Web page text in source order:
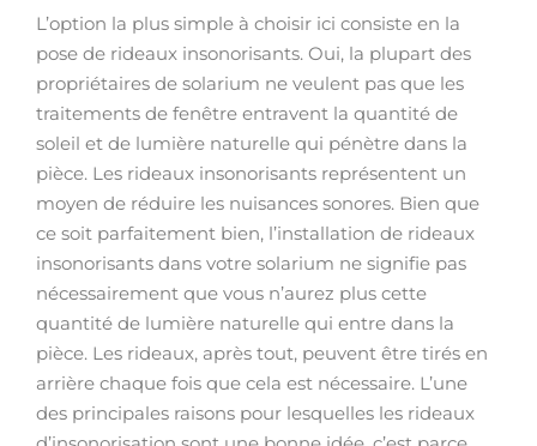
L’option la plus simple à choisir ici consiste en la
pose de rideaux insonorisants. Oui, la plupart des
propriétaires de solarium ne veulent pas que les
traitements de fenêtre entravent la quantité de
soleil et de lumière naturelle qui pénètre dans la
pièce. Les rideaux insonorisants représentent un
moyen de réduire les nuisances sonores. Bien que
ce soit parfaitement bien, l’installation de rideaux
insonorisants dans votre solarium ne signifie pas
nécessairement que vous n’aurez plus cette
quantité de lumière naturelle qui entre dans la
pièce. Les rideaux, après tout, peuvent être tirés en
arrière chaque fois que cela est nécessaire. L’une
des principales raisons pour lesquelles les rideaux